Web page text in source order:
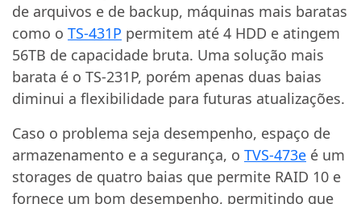
de arquivos e de backup, máquinas mais baratas
como o TS-431P permitem até 4 HDD e atingem
56TB de capacidade bruta. Uma solução mais
barata é o TS-231P, porém apenas duas baias
diminui a flexibilidade para futuras atualizações.
Caso o problema seja desempenho, espaço de
armazenamento e a segurança, o TVS-473e é um
storages de quatro baias que permite RAID 10 e
fornece um bom desempenho, permitindo que